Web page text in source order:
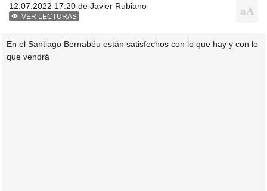
12.07.2022 17:20 de Javier Rubiano
VER LECTURAS
En el Santiago Bernabéu están satisfechos con lo que hay y con lo
que vendrá